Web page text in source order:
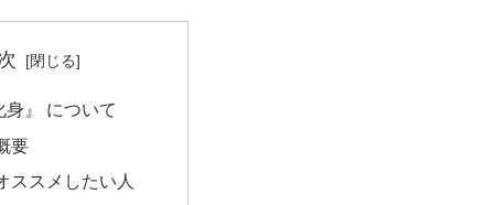
身』 について
要
ススメしたい人